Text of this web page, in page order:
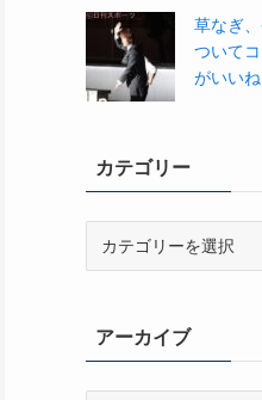
草なぎ
ついて
がいいね
カテゴリー
ーアーカイブ